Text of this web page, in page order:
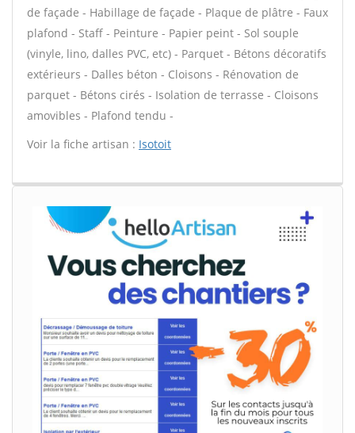
de façade - Habillage de façade - Plaque de plâtre - Faux
plafond - Staff - Peinture - Papier peint - Sol souple
(vinyle, lino, dalles PVC, etc) - Parquet - Bétons décoratifs
extérieurs - Dalles béton - Cloisons - Rénovation de
parquet - Bétons cirés - Isolation de terrasse - Cloisons
amovibles - Plafond tendu -
Voir la fiche artisan : Isotoit